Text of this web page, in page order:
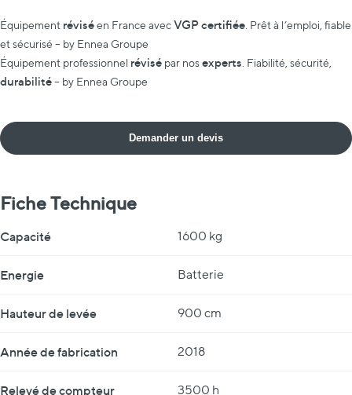
Équipement réviséen France avecVGP certifiée . Prêt à l’emploi, fiable
et sécurisé – by Ennea Groupe
Équipement professionnel révisé par nosexperts . Fiabilité, sécurité,
durabilité– by Ennea Groupe
Demander un devis
Fiche Technique
Capacité 1600 kg
Energie Batterie
Hauteur de levée 900 cm
Année de fabrication 2018
Relevé de compteur 3500 h